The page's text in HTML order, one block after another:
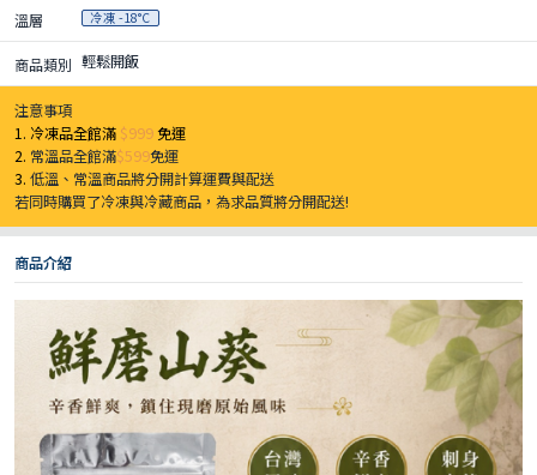
溫層 冷凍 -18°C
商品類別 輕鬆開飯
注意事項
1. 冷凍品全館滿 $999免運
2. 常溫品全館滿$599免運
3.低溫、常溫商品將分開計算運費與配送
若同時購買了冷凍與冷藏商品，為求品質將分開配送!
商品介紹